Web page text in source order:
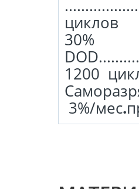
циклов
30%
1200
3%/мес.